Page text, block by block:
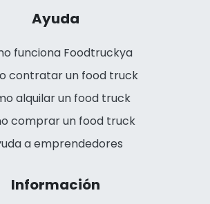
Ayuda
funciona Foodtruckya
contratar un food truck
alquilar un food truck
comprar un food truck
a emprendedores
Información